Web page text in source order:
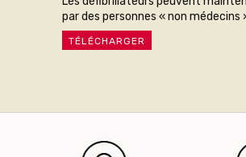
par des personnes « non médecins
TÉLÉCHARGER